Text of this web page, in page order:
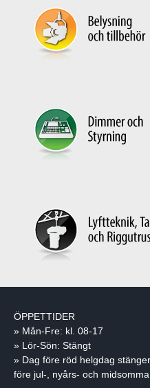
ÖPPETTIDER
» Mån-Fre: kl. 08-17
» Lör-Sön: Stängt
» Dag före röd helgdag
före jul-, nyårs- och